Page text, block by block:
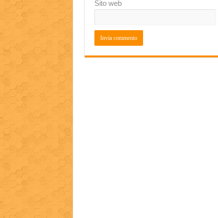
Sito web